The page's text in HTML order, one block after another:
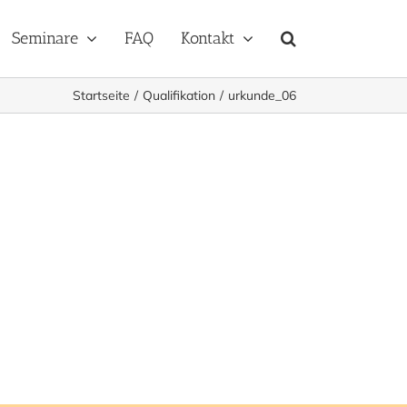
Seminare FAQ Kontakt
Startseite Qualifikation urkunde_06